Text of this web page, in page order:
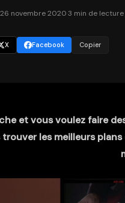
26 novembre 20203 min de lecture
X Facebook Copier
et vous voulez faire
trouver les meilleurs